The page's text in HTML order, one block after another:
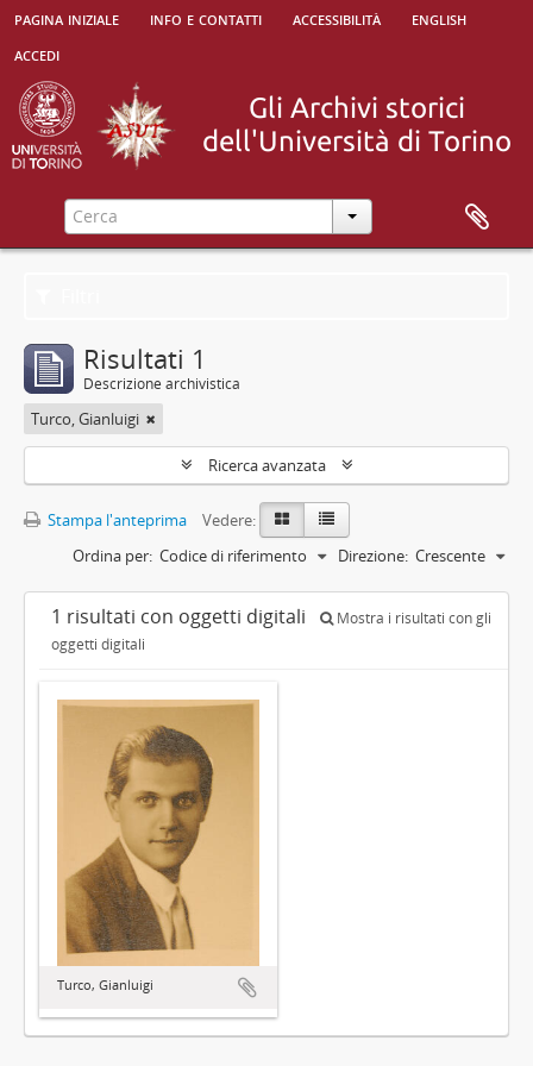
pagina iniziale info e contatti accessibilità
english
accedi
Risultati 1
Descrizione archivistica
Turco, Gianluigi
Ricerca avanzata
Stampa l'anteprima
Vedere:
Ordina per: Codice di riferimento Direzione: Crescente
1 risultati con oggetti digitali
Mostra i risultati con gli
oggetti digitali
Turco, Gianluigi